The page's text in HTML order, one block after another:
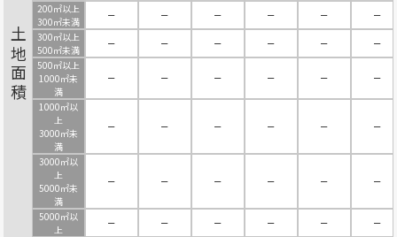
土地面積
200㎡以上
300㎡未満
－ － － － －
－
300㎡以上
500㎡未満
－ － － － －
－
500㎡以上
1000㎡未
満
－ － － － － －
1000㎡以
上
3000㎡未
満
－ － － － － －
3000㎡以
上
5000㎡未
満
－ － － － － －
5000㎡以
上
－ － － － － －